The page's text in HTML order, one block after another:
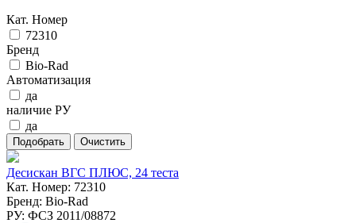
Кат. Номер
72310
Бренд
Bio-Rad
Автоматизация
да
наличие РУ
да
Десискан ВГC ПЛЮС, 24 теста
Кат. Номер: 72310
Бренд: Bio-Rad
РУ: ФСЗ 2011/08872